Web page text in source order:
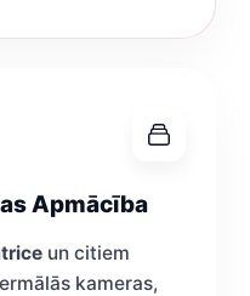
Apmācība
un citiem
kameras,